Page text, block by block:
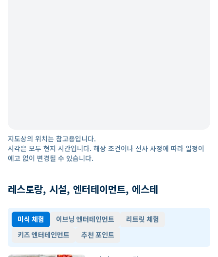
지도상의 위치는 참고용입니다.
시각은 모두 현지 시간입니다. 해상 조건이나 선사 사정에 따라 일정이
예고 없이 변경될 수 있습니다.
레스토랑, 시설, 엔터테이먼트, 에스테
미식 체험 이브닝 엔터테인먼트
리트릿 체험
키즈 엔터테인먼트
추천 포인트